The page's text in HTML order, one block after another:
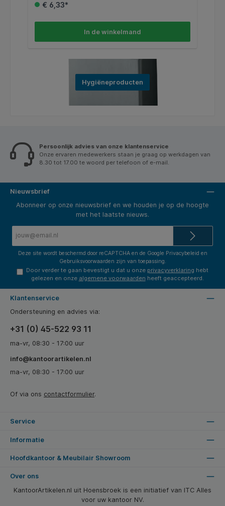
€ 6,33*
In de winkelmand
Hygiëneproducten
Persoonlijk advies van onze klantenservice
Onze ervaren medewerkers staan je graag op werkdagen van
8.30 tot 17.00 te woord per telefoon of e-mail.
Nieuwsbrief
Abonneer op onze nieuwsbrief en we houden je op de hoogte
met het laatste nieuws.
Deze site wordt beschermd door reCAPTCHA en de Google Privacybeleid en
Gebruiksvoorwaarden zijn van toepassing.
Door verder te gaan bevestigt u dat u onze privacyverklaring hebt
gelezen en onze algemene voorwaarden heeft geaccepteerd.
Klantenservice
Ondersteuning en advies via:
+31 (0) 45-522 93 11
ma-vr, 08:30 - 17:00 uur
info@kantoorartikelen.nl
ma-vr, 08:30 - 17:00 uur
Of via ons contactformulier.
Service
Informatie
Hoofdkantoor & Meubilair Showroom
Over ons
KantoorArtikelen.nl uit Hoensbroek is een initiatief van ITC Alles
voor uw kantoor NV.